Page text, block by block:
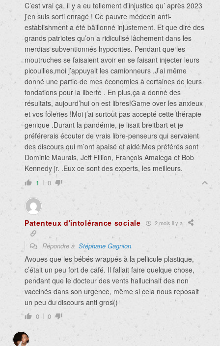
C’est vrai ça, il y a eu tellement d’injustice qu’ après 2023
j’en suis sorti enragé ! Ce pauvre médecin anti-
establishment a été bâillonné injustement. Et que dire des
grands patriotes qu’on a ridiculisé lâchement dans les
merdias subventionnés hypocrites. Pendant que les
moutruches se faisaient avoir en se faisant injecter leurs
picouilles,moi j’appuyait les camionneurs .J’ai même
donné une partie de mes économies à certaines de leurs
fondations pour la liberté . En plus,ça a donné des
résultats, aujourd’hui on est libres!Game over les anxieux
et vos foleries !Moi j’ai surtout pas accepté cette thérapie
genique .Durant la pandémie, je lisait breitbart et je
préférerais écouter de vrais libre-penseurs qui servaient
des discours qui m’ont apaisé et aidé.Mes préférés sont
Dominic Maurais, Jeff Fillion, François Amalega et Bob
Kennedy jr. .Eux ce sont des experts, les meilleurs.
1 0
Patenteux d'intolérance sociale 2 mois il y a
Répondre à Stéphane Gagnion
Avoues que les bébés wrappés à la pellicule plastique,
c’était un peu fort de café. Il fallait faire quelque chose,
pendant que le docteur des vents hallucinait des non
vaccinés dans son urgence, même si cela nous reposait
un peu du discours anti gros()
0 0